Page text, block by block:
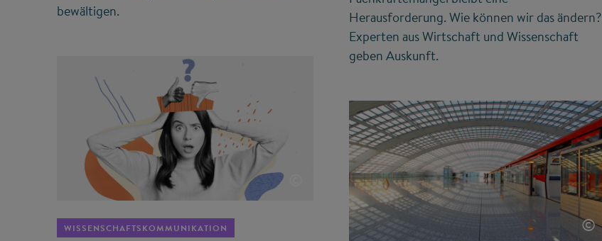
bewältigen.
Herausforderung. Wie können wir das ändern?
Experten aus Wirtschaft und Wissenschaft
geben Auskunft.
WISSENSCHAFTSKOMMUNIKATION ©